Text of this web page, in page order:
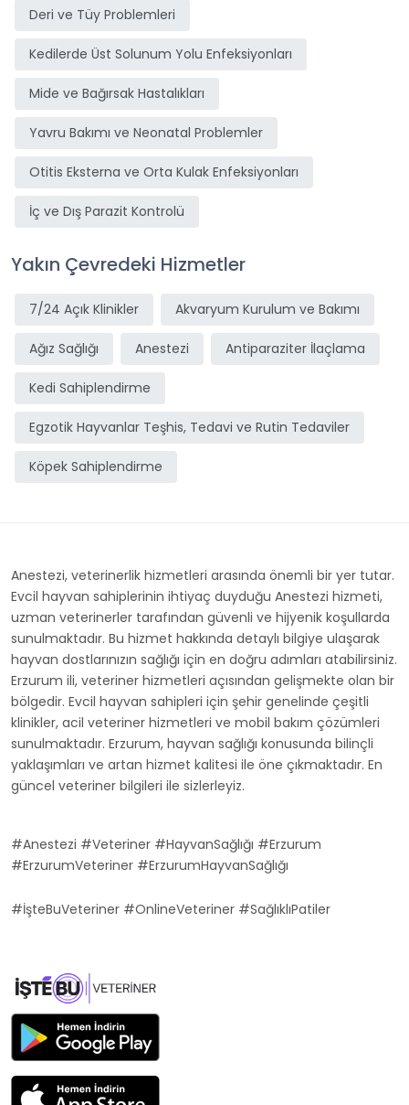
Deri ve Tüy Problemleri
Kedilerde Üst Solunum Yolu Enfeksiyonları
Mide ve Bağırsak Hastalıkları
Yavru Bakımı ve Neonatal Problemler
Otitis Eksterna ve Orta Kulak Enfeksiyonları
İç ve Dış Parazit Kontrolü
Yakın Çevredeki Hizmetler
7/24 Açık Klinikler Akvaryum Kurulum ve Bakımı
Ağız Sağlığı Anestezi Antiparaziter İlaçlama
Kedi Sahiplendirme
Egzotik Hayvanlar Teşhis, Tedavi ve Rutin Tedaviler
Köpek Sahiplendirme
Anestezi, veterinerlik hizmetleri arasında önemli bir yer tutar.
Evcil hayvan sahiplerinin ihtiyaç duyduğu Anestezi hizmeti,
uzman veterinerler tarafından güvenli ve hijyenik koşullarda
sunulmaktadır. Bu hizmet hakkında detaylı bilgiye ulaşarak
hayvan dostlarınızın sağlığı için en doğru adımları atabilirsiniz.
Erzurum ili, veteriner hizmetleri açısından gelişmekte olan bir
bölgedir. Evcil hayvan sahipleri için şehir genelinde çeşitli
klinikler, acil veteriner hizmetleri ve mobil bakım çözümleri
sunulmaktadır. Erzurum, hayvan sağlığı konusunda bilinçli
yaklaşımları ve artan hizmet kalitesi ile öne çıkmaktadır. En
güncel veteriner bilgileri ile sizlerleyiz.
#Anestezi #Veteriner #HayvanSağlığı #Erzurum
#ErzurumVeteriner #ErzurumHayvanSağlığı
#İşteBuVeteriner #OnlineVeteriner #SağlıklıPatiler